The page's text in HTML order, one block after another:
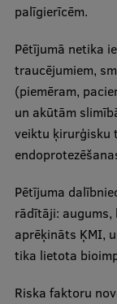
palīgierīcēm.
Pētījumā netika
traucējumiem,
(piemēram,
un akūtām
veiktu ķirurģisku
Pētījuma
rādītāji: augums,
aprēķināts ĶMI,
tika lietota
Riska faktoru